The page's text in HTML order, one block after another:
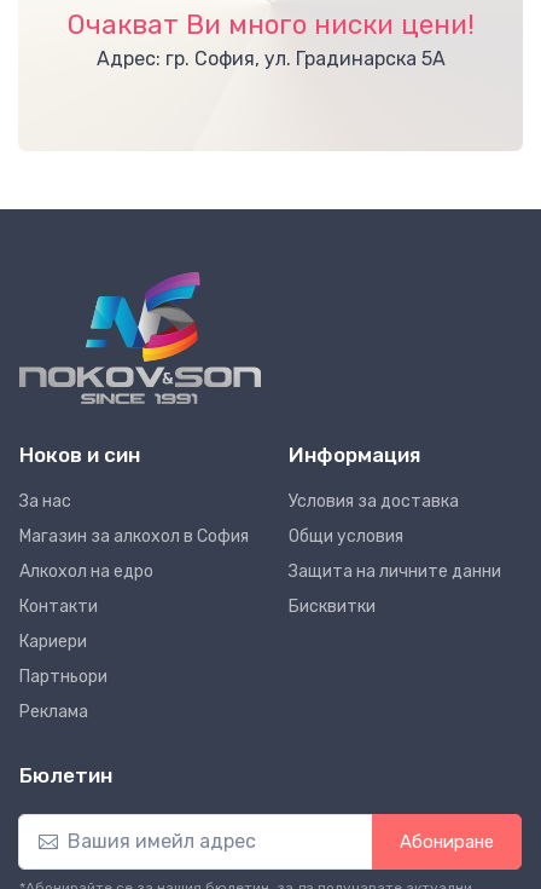
Очакват Ви много ниски цени!
Адрес: гр. София, ул. Градинарска 5А
Ноков и син
За нас
Магазин за алкохол в София
Алкохол на едро
Контакти
Кариери
Партньори
Реклама
Информация
Условия за доставка
Общи условия
Защита на личните данни
Бисквитки
Бюлетин
Абониране